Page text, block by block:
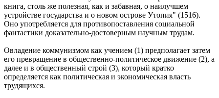
книга, столь же полезная, как и забавная, о наилучшем
устройстве государства и о новом острове Утопия" (1516).
Оно употребляется для противопоставления социальной
фантастики доказательно-достоверным научным трудам.
Овладение коммунизмом как учением (1) предполагает затем
его превращение в общественно-политическое движение (2), а
далее и в общественный строй (3), который кратко
определяется как политическая и экономическая власть
трудящихся.